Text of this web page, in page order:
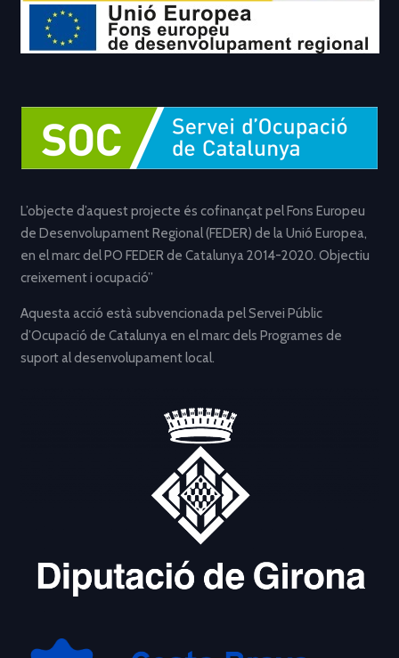
L’objecte d’aquest projecte és cofinançat pel Fons Europeu
de Desenvolupament Regional (FEDER) de la Unió Europea,
en el marc del PO FEDER de Catalunya 2014-2020. Objectiu
creixement i ocupació”
Aquesta acció està subvencionada pel Servei Públic
d’Ocupació de Catalunya en el marc dels Programes de
suport al desenvolupament local.